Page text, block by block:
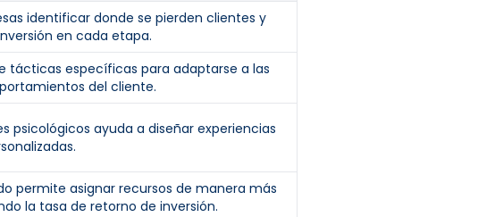
identificar donde se pierden clientes y
en cada etapa.
tácticas específicas para adaptarse a las
del cliente.
psicológicos ayuda a diseñar experiencias
permite asignar recursos de manera más
la tasa de retorno de inversión.